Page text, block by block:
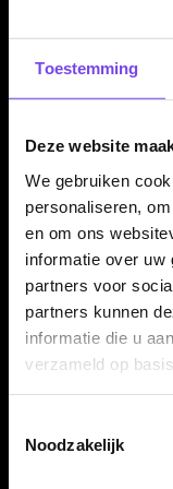
Toestemming
Deze website
We gebruiken
personaliseren,
en om ons
informatie over uw
partners voor
partners kunnen
informatie die u
verzameld op
Noodzakelijk
Geïnspireerd op
✓
Barrel length van
Compleet
Dartpijl Materiaal:
Dartpijl Gewicht:
Dartpijl Kleur:
Barrel profiel:
Barrel lengte:50,80
Grip zone:Over de